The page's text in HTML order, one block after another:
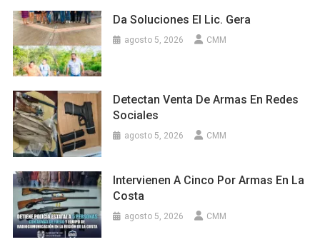
Da Soluciones El Lic. Gera
agosto 5, 2026 CMM
Detectan Venta De Armas En Redes
Sociales
agosto 5, 2026 CMM
Intervienen A Cinco Por Armas En La
Costa
agosto 5, 2026 CMM